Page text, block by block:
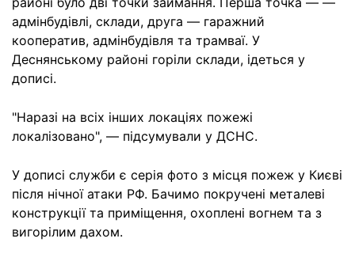
адмінбудівлі, склади, друга — гаражний
кооператив, адмінбудівля та трамваї. У
Деснянському районі горіли склади, ідеться у
дописі.
"Наразі на всіх інших локаціях пожежі
локалізовано", — підсумували у ДСНС.
У дописі служби є серія фото з місця пожеж у Києві
після нічної атаки РФ. Бачимо покручені металеві
конструкції та приміщення, охоплені вогнем та з
вигорілим дахом.